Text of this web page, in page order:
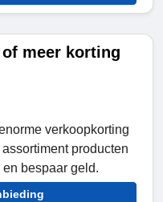
of meer korting
verkoopkorting
producten
bespaar geld.